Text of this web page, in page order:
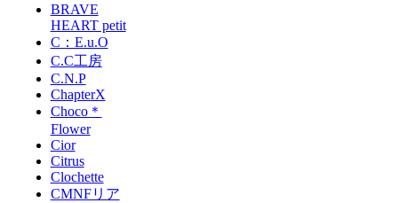
BRAVE
HEART petit
C：E.u.O
C.C工房
C.N.P
ChapterX
Choco＊
Flower
Cior
Citrus
Clochette
CMNFリア